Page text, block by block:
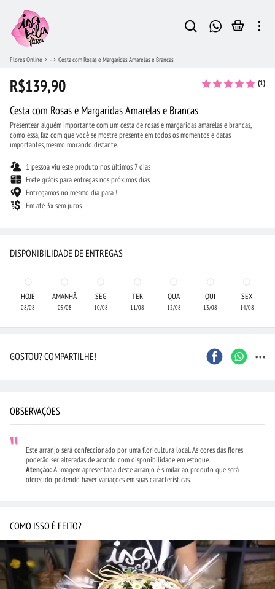
Flores Online - Cesta com Rosas e Margaridas Amarelas e Brancas
R$139,90 (1)
Cesta com Rosas e Margaridas Amarelas e Brancas
Presentear alguém importante com um cesta de rosas e margaridas amarelas e brancas,
como essa, faz com que você se mostre presente em todos os momentos e datas
importantes, mesmo morando distante.
1 pessoa viu este produto nos últimos 7 dias
Frete grátis para entregas nos próximos dias
Entregamos no mesmo dia para !
Em até 3x sem juros
DISPONIBILIDADE DE ENTREGAS
HOJE
08/08
AMANHÃ
09/08
SEG
10/08
TER
11/08
QUA
12/08
QUI
13/08
SEX
14/08
GOSTOU? COMPARTILHE! ...
OBSERVAÇÕES
Este arranjo será confeccionado por uma floricultura local. As cores das flores
poderão ser alteradas de acordo com disponibilidade em estoque.
Atenção:A imagem apresentada deste arranjo é similar ao produto que será
oferecido, podendo haver variações em suas características.
COMO ISSO É FEITO?